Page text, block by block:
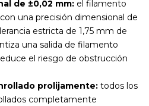
de ±0,02 mm:el filamento
una precisión dimensional de
estricta de 1,75 mm de
una salida de filamento
el riesgo de obstrucción
prolijamente:todos los
completamente